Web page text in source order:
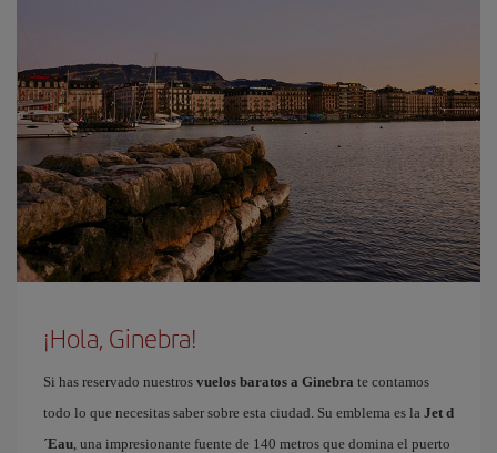
¡Hola, Ginebra!
Si has reservado nuestros vuelos baratos a Ginebra te contamos
todo lo que necesitas saber sobre esta ciudad. Su emblema es la Jet d
´Eau, una impresionante fuente de 140 metros que domina el puerto